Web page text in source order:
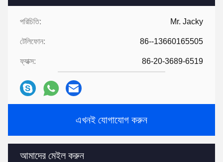
পরিচিতি: Mr. Jacky
টেলিফোন: 86--13660165505
ফ্যাক্স: 86-20-3689-6519
এখনই যোগাযোগ করুন
আমাদের মেইল ​​করুন